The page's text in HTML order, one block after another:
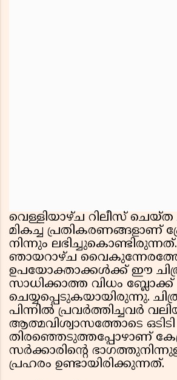
വെള്ളിയാഴ്ച റിലീസ് ചെയ്ത
മികച്ച പ്രതികരണങ്ങളാണ്
നിന്നും
ഞായറാഴ്ച
ഉപയോക്താക്കൾക്ക് ഈ
സാധിക്കാത്ത വിധം ബ്ലോക്ക്
ചെയ്യപ്പെടുകയായിരുന്നു.
പിന്നിൽ പ്രവർത്തിച്ചവർ
ആത്മവിശ്വാസത്തോടെ ഒടിടി
തിരഞ്ഞെടുത്തപ്പോഴാണ്
സർക്കാരിന്റെ
പ്രഹരം ഉണ്ടായിരിക്കുന്നത്.